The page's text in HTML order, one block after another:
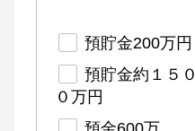
預貯金200万円
預貯金約１５０
０万円